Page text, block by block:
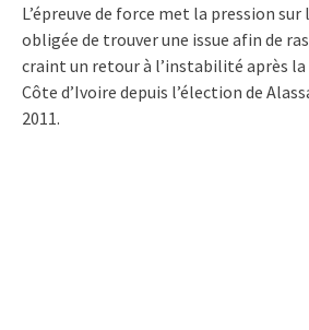
L’épreuve de force met la pression
obligée de trouver une issue afin de
craint un retour à l’instabilité après
Côte d’Ivoire depuis l’élection de
2011.